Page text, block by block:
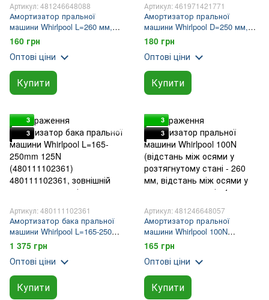
Артикул: 481246648088
Амортизатор пральної
машини Whirlpool L=260 мм,
S=185 мм, R=100 Н
(481246648088)
160 грн
Оптові ціни
Купити
Артикул: 461971421771
Амортизатор пральної
машини Whirlpool D=250 мм,
D=165 мм, F=125 Н
(461971421771)
180 грн
Оптові ціни
Купити
3
3
Артикул: 480111102361
Амортизатор бака пральної
машини Whirlpool L=165-250mm
125N (480111102361)
1 375 грн
Оптові ціни
Купити
3
3
Артикул: 481246648057
Амортизатор пральної
машини Whirlpool 100N
(відстань між осями у
розтягнутому стані - 260 мм,
відстань між осями у
складеному стані - 1
165 грн
Оптові ціни
Купити